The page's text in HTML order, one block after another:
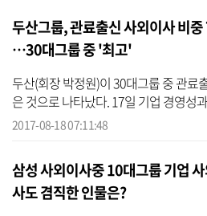
두산그룹, 관료출신 사외이사 비
…30대그룹 중 '최고'
두산(회장 박정원)이 30대그룹 중 관료
은 것으로 나타났다. 17일 기업 경영성
표 박주근)에 따르면 두산그룹의 6개 회
2017-08-18 07:11:48
삼성 사외이사중 10대그룹 기업
사도 겸직한 인물은?